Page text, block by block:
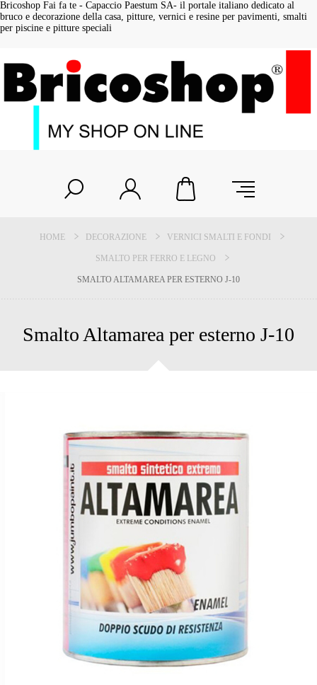
Bricoshop Fai fa te - Capaccio Paestum SA- il portale italiano dedicato al
bruco e decorazione della casa, pitture, vernici e resine per pavimenti, smalti
per piscine e pitture speciali
HOME DECORAZIONE VERNICI SMALTI E FONDI
SMALTO PER FERRO E LEGNO
SMALTO ALTAMAREA PER ESTERNO J-10
Smalto Altamarea per esterno J-10